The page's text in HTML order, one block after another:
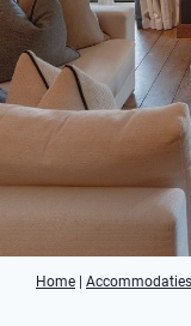
Home Accommodaties